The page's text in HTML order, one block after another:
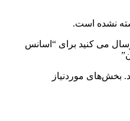
نشده است.
می کنید برای “اسانس
بخش‌های موردنیاز